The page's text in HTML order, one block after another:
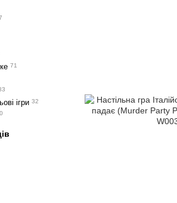
71
ігри 32